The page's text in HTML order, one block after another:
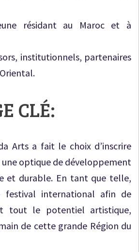
résidant au Maroc et à
institutionnels, partenaires
CLÉ:
Arts a fait le choix d’inscrire
une optique de développement
et durable. En tant que telle,
festival international afin de
tout le potentiel artistique,
de cette grande Région du